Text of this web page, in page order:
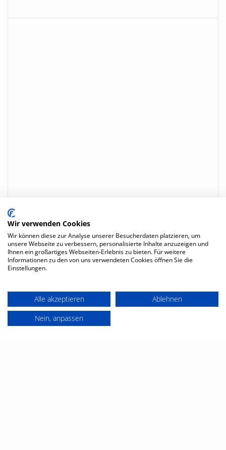
Wir verwenden Cookies
Wir können diese zur Analyse unserer Besucherdaten platzieren, um
unsere Webseite zu verbessern, personalisierte Inhalte anzuzeigen und
Ihnen ein großartiges Webseiten-Erlebnis zu bieten. Für weitere
Informationen zu den von uns verwendeten Cookies öffnen Sie die
Einstellungen.
Alle akzeptieren
Ablehnen
Nein, anpassen